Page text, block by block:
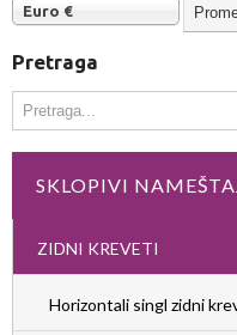
Euro €
Pretraga
SKLOPIVI
ZIDNI KREVETI
Horizontali singl zidni